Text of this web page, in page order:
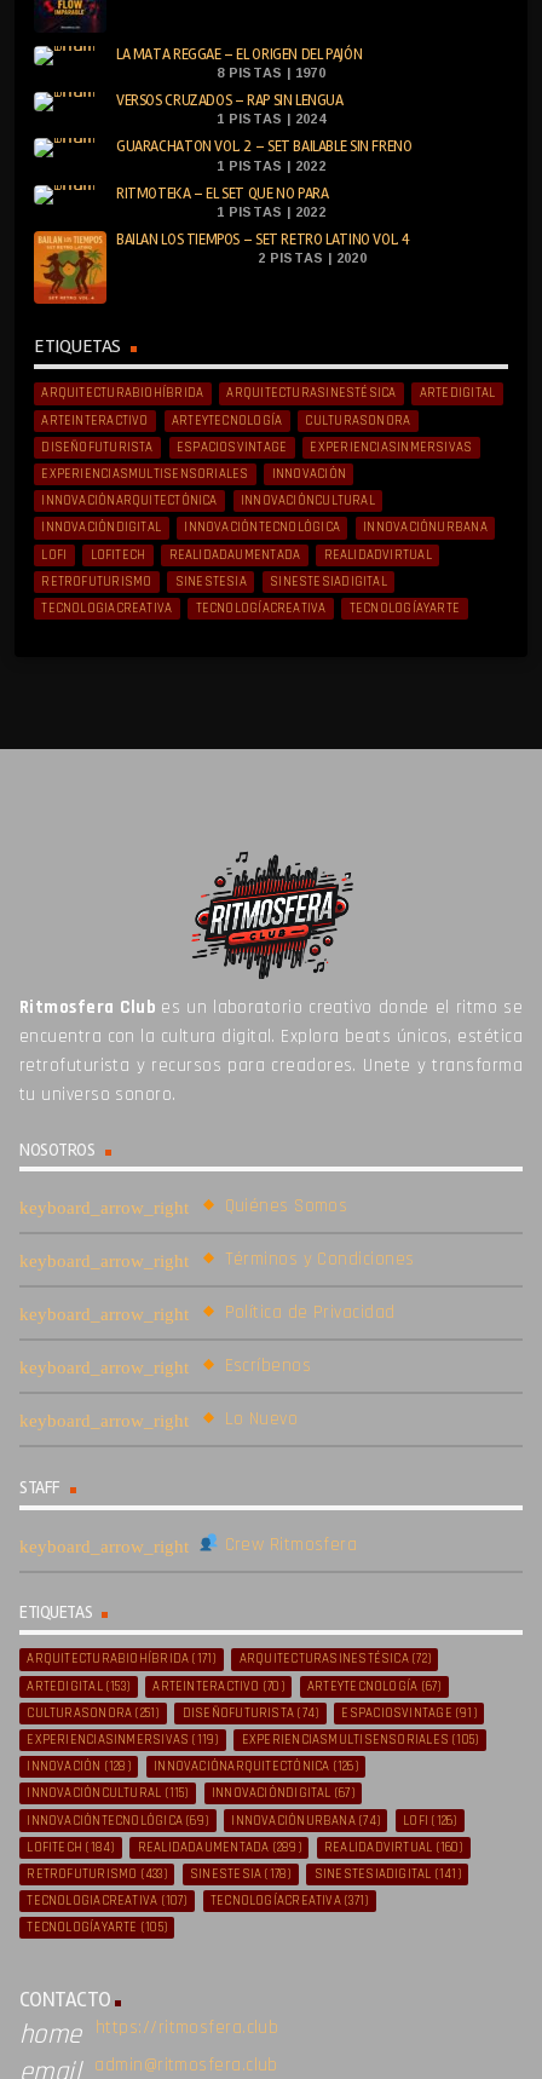
LA MATA REGGAE – EL ORIGEN DEL PAJÓN
8 PISTAS | 1970
VERSOS CRUZADOS – RAP SIN LENGUA
1 PISTAS | 2024
GUARACHATON VOL. 2 – SET BAILABLE SIN FRENO
1 PISTAS | 2022
RITMOTEKA – EL SET QUE NO PARA
1 PISTAS | 2022
BAILAN LOS TIEMPOS – SET RETRO LATINO VOL. 4
2 PISTAS | 2020
ETIQUETAS
ARQUITECTURABIOHÍBRIDA ARQUITECTURASINESTÉSICA
ARTEDIGITAL
ARTEINTERACTIVO
ARTEYTECNOLOGÍA
CULTURASONORA
DISEÑOFUTURISTA
ESPACIOSVINTAGE
EXPERIENCIASINMERSIVAS
EXPERIENCIASMULTISENSORIALES
INNOVACIÓN
INNOVACIÓNARQUITECTÓNICA
INNOVACIÓNCULTURAL
INNOVACIÓNDIGITAL
INNOVACIÓNTECNOLÓGICA
INNOVACIÓNURBANA
LOFI
LOFITECH REALIDADAUMENTADA
REALIDADVIRTUAL
RETROFUTURISMO
SINESTESIA
SINESTESIADIGITAL
TECNOLOGIACREATIVA
TECNOLOGÍACREATIVA TECNOLOGÍAYARTE
Ritmosfera Club es un laboratorio creativo donde el ritmo se
encuentra con la cultura digital. Explora beats únicos, estética
retrofuturista y recursos para creadores. Unete y transforma
tu universo sonoro.
NOSOTROS
Quiénes Somos
Términos y Condiciones
Política de Privacidad
Escríbenos
Lo Nuevo
STAFF
Crew Ritmosfera
ETIQUETAS
ARQUITECTURABIOHÍBRIDA (171) ARQUITECTURASINESTÉSICA(72)
ARTEDIGITAL(153) ARTEINTERACTIVO (70) ARTEYTECNOLOGÍA (67)
CULTURASONORA (251) DISEÑOFUTURISTA (74) ESPACIOSVINTAGE (91)
EXPERIENCIASINMERSIVAS (119) EXPERIENCIASMULTISENSORIALES (105)
INNOVACIÓN (128) INNOVACIÓNARQUITECTÓNICA (126)
INNOVACIÓNCULTURAL (115) INNOVACIÓNDIGITAL (67)
INNOVACIÓNTECNOLÓGICA (69) INNOVACIÓNURBANA(74) LOFI (126)
LOFITECH (184) REALIDADAUMENTADA (289) REALIDADVIRTUAL (160)
RETROFUTURISMO (433) SINESTESIA (178) SINESTESIADIGITAL (141)
TECNOLOGIACREATIVA (107) TECNOLOGÍACREATIVA(371)
TECNOLOGÍAYARTE (105)
CONTACTO
home https://ritmosfera.club
email admin@ritmosfera.club